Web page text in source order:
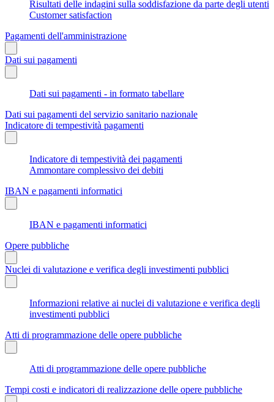
Risultati delle indagini sulla soddisfazione da parte degli utenti
Customer satisfaction
Pagamenti dell'amministrazione
Dati sui pagamenti
Dati sui pagamenti - in formato tabellare
Dati sui pagamenti del servizio sanitario nazionale
Indicatore di tempestività pagamenti
Indicatore di tempestività dei pagamenti
Ammontare complessivo dei debiti
IBAN e pagamenti informatici
IBAN e pagamenti informatici
Opere pubbliche
Nuclei di valutazione e verifica degli investimenti pubblici
Informazioni relative ai nuclei di valutazione e verifica degli
investimenti pubblici
Atti di programmazione delle opere pubbliche
Atti di programmazione delle opere pubbliche
Tempi costi e indicatori di realizzazione delle opere pubbliche